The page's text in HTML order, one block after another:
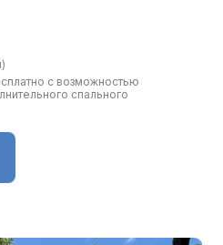
с возможностью
спального